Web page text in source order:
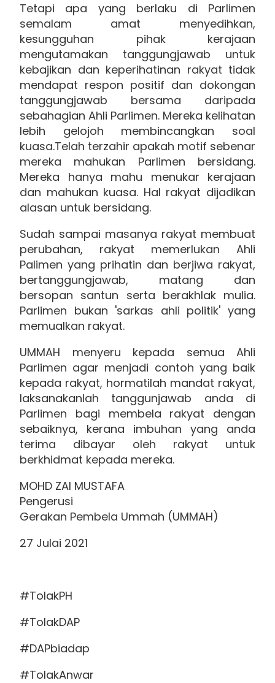
Tetapi apa yang berlaku di Parlimen
semalam amat menyedihkan,
kesungguhan pihak kerajaan
mengutamakan tanggungjawab untuk
kebajikan dan keperihatinan rakyat tidak
mendapat respon positif dan dokongan
tanggungjawab bersama daripada
sebahagian Ahli Parlimen. Mereka kelihatan
lebih gelojoh membincangkan soal
kuasa.Telah terzahir apakah motif sebenar
mereka mahukan Parlimen bersidang.
Mereka hanya mahu menukar kerajaan
dan mahukan kuasa. Hal rakyat dijadikan
alasan untuk bersidang.
Sudah sampai masanya rakyat membuat
perubahan, rakyat memerlukan Ahli
Palimen yang prihatin dan berjiwa rakyat,
bertanggungjawab, matang dan
bersopan santun serta berakhlak mulia.
Parlimen bukan 'sarkas ahli politik' yang
memualkan rakyat.
UMMAH menyeru kepada semua Ahli
Parlimen agar menjadi contoh yang baik
kepada rakyat, hormatilah mandat rakyat,
laksanakanlah tanggunjawab anda di
Parlimen bagi membela rakyat dengan
sebaiknya, kerana imbuhan yang anda
terima dibayar oleh rakyat untuk
berkhidmat kepada mereka.
MOHD ZAI MUSTAFA
Pengerusi
Gerakan Pembela Ummah (UMMAH)
27 Julai 2021
#TolakPH
#TolakDAP
#DAPbiadap
#TolakAnwar